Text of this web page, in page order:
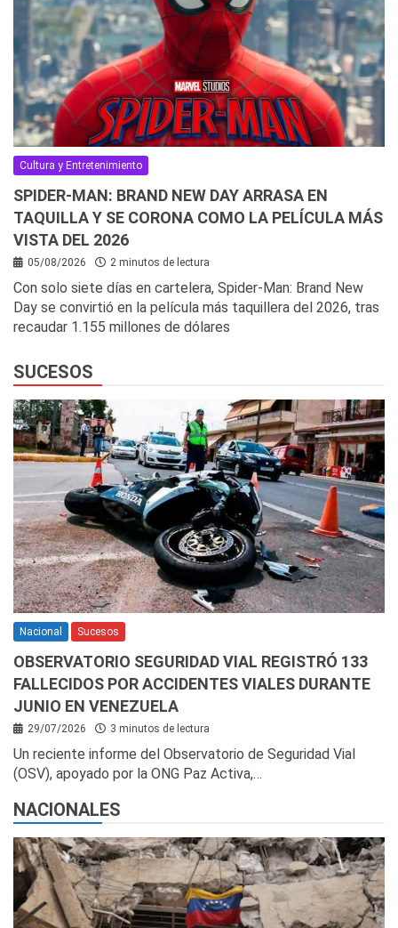
Cultura y Entretenimiento
SPIDER-MAN: BRAND NEW DAY ARRASA EN
TAQUILLA Y SE CORONA COMO LA PELÍCULA MÁS
VISTA DEL 2026
05/08/2026 2 minutos de lectura
Con solo siete días en cartelera, Spider-Man: Brand New
Day se convirtió en la película más taquillera del 2026, tras
recaudar 1.155 millones de dólares
SUCESOS
Nacional Sucesos
OBSERVATORIO SEGURIDAD VIAL REGISTRÓ 133
FALLECIDOS POR ACCIDENTES VIALES DURANTE
JUNIO EN VENEZUELA
29/07/2026 3 minutos de lectura
Un reciente informe del Observatorio de Seguridad Vial
(OSV), apoyado por la ONG Paz Activa,…
NACIONALES